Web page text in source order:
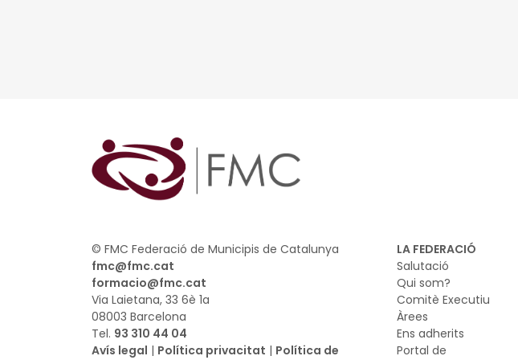
LA FEDERACIÓ
Salutació
Qui som?
Comitè Executiu
Àrees
Ens adherits
Portal de
© FMC Federació de Municipis de Catalunya
fmc@fmc.cat
formacio@fmc.cat
Via Laietana, 33 6è 1a
08003 Barcelona
Tel. 93 310 44 04
Avís legal | Política privacitat | Política de